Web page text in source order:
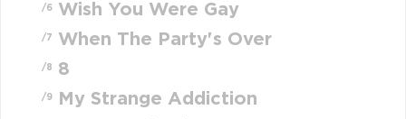
/6 Wish You Were Gay
/7 When The Party's Over
/8 8
/9 My Strange Addiction